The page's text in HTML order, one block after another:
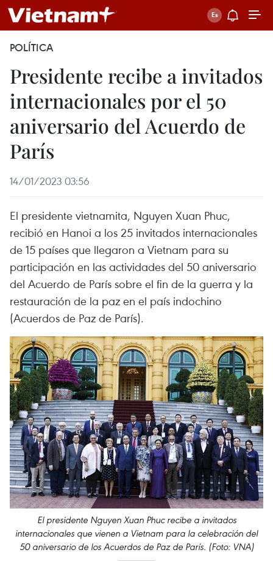
POLÍTICA
Presidente recibe a invitados
internacionales por el 50
aniversario del Acuerdo de
París
14/01/2023 03:56
El presidente vietnamita, Nguyen Xuan Phuc,
recibió en Hanoi a los 25 invitados internacionales
de 15 países que llegaron a Vietnam para su
participación en las actividades del 50 aniversario
del Acuerdo de París sobre el fin de la guerra y la
restauración de la paz en el país indochino
(Acuerdos de Paz de París).
El presidente Nguyen Xuan Phuc recibe a invitados
internacionales que vienen a Vietnam para la celebración del
50 aniversario de los Acuerdos de Paz de París. (Foto: VNA)